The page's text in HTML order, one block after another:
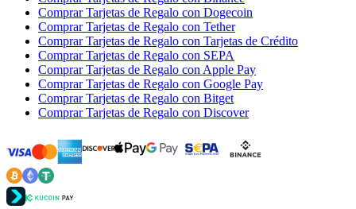
Comprar Tarjetas de Regalo con Dogecoin
Comprar Tarjetas de Regalo con Tether
Comprar Tarjetas de Regalo con Tarjetas de Crédito
Comprar Tarjetas de Regalo con SEPA
Comprar Tarjetas de Regalo con Apple Pay
Comprar Tarjetas de Regalo con Google Pay
Comprar Tarjetas de Regalo con Bitget
Comprar Tarjetas de Regalo con Discover